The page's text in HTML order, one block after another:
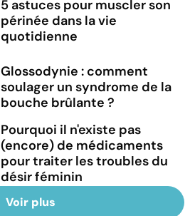
5 astuces pour muscler son
périnée dans la vie
quotidienne
Glossodynie : comment
soulager un syndrome de la
bouche brûlante ?
Pourquoi il n'existe pas
(encore) de médicaments
pour traiter les troubles du
désir féminin
Voir plus